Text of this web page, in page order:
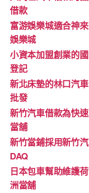
借款
富游娛樂城適合神
娛樂城
小資本加盟創業的
登記
新北床墊的林口汽
批發
新竹汽車借款為快
當舖
新竹當鋪採用新竹
DAQ
日本包車幫助維護
洲當舖